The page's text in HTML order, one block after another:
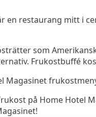
en restaurang mitt i
som
Frukostbuffé
Magasinet
på Home Hotel